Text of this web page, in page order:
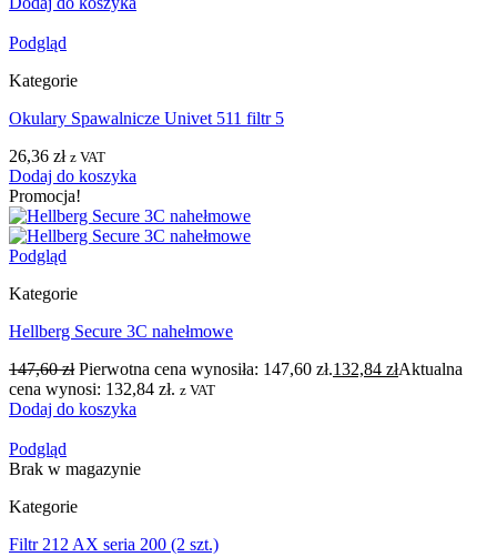
Podgląd
Kategorie
Okulary Spawalnicze Univet 511 filtr 5
26,36 zł z VAT
Dodaj do koszyka
Promocja!
Podgląd
Kategorie
Hellberg Secure 3C nahełmowe
147,60zł Pierwotna cena wynosiła: 147,60 zł.132,84 złAktualna
cena wynosi: 132,84 zł. z VAT
Dodaj do koszyka
Podgląd
Brak w magazynie
Kategorie
Filtr 212 AX seria 200 (2 szt.)